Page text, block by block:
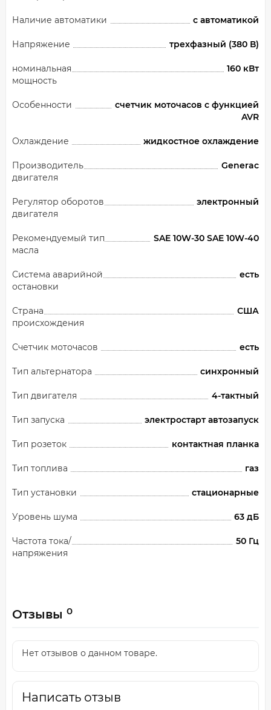
Наличие автоматики с автоматикой
Напряжение трехфазный (380 В)
номинальная
мощность
160 кВт
Особенности
счетчик моточасов с функцией
AVR
Охлаждение жидкостное охлаждение
Производитель
двигателя
Generac
Регулятор оборотов
двигателя
электронный
Рекомендуемый тип
масла
SAE 10W-30 SAE 10W-40
Система аварийной
остановки
есть
Страна
происхождения
США
Счетчик моточасов есть
Тип альтернатора синхронный
Тип двигателя 4-тактный
Тип запуска электростарт автозапуск
Тип розеток контактная планка
Тип топлива газ
Тип установки стационарные
Уровень шума 63 дБ
Частота тока/
напряжения
50 Гц
Отзывы 0
Нет отзывов о данном товаре.
Написать отзыв